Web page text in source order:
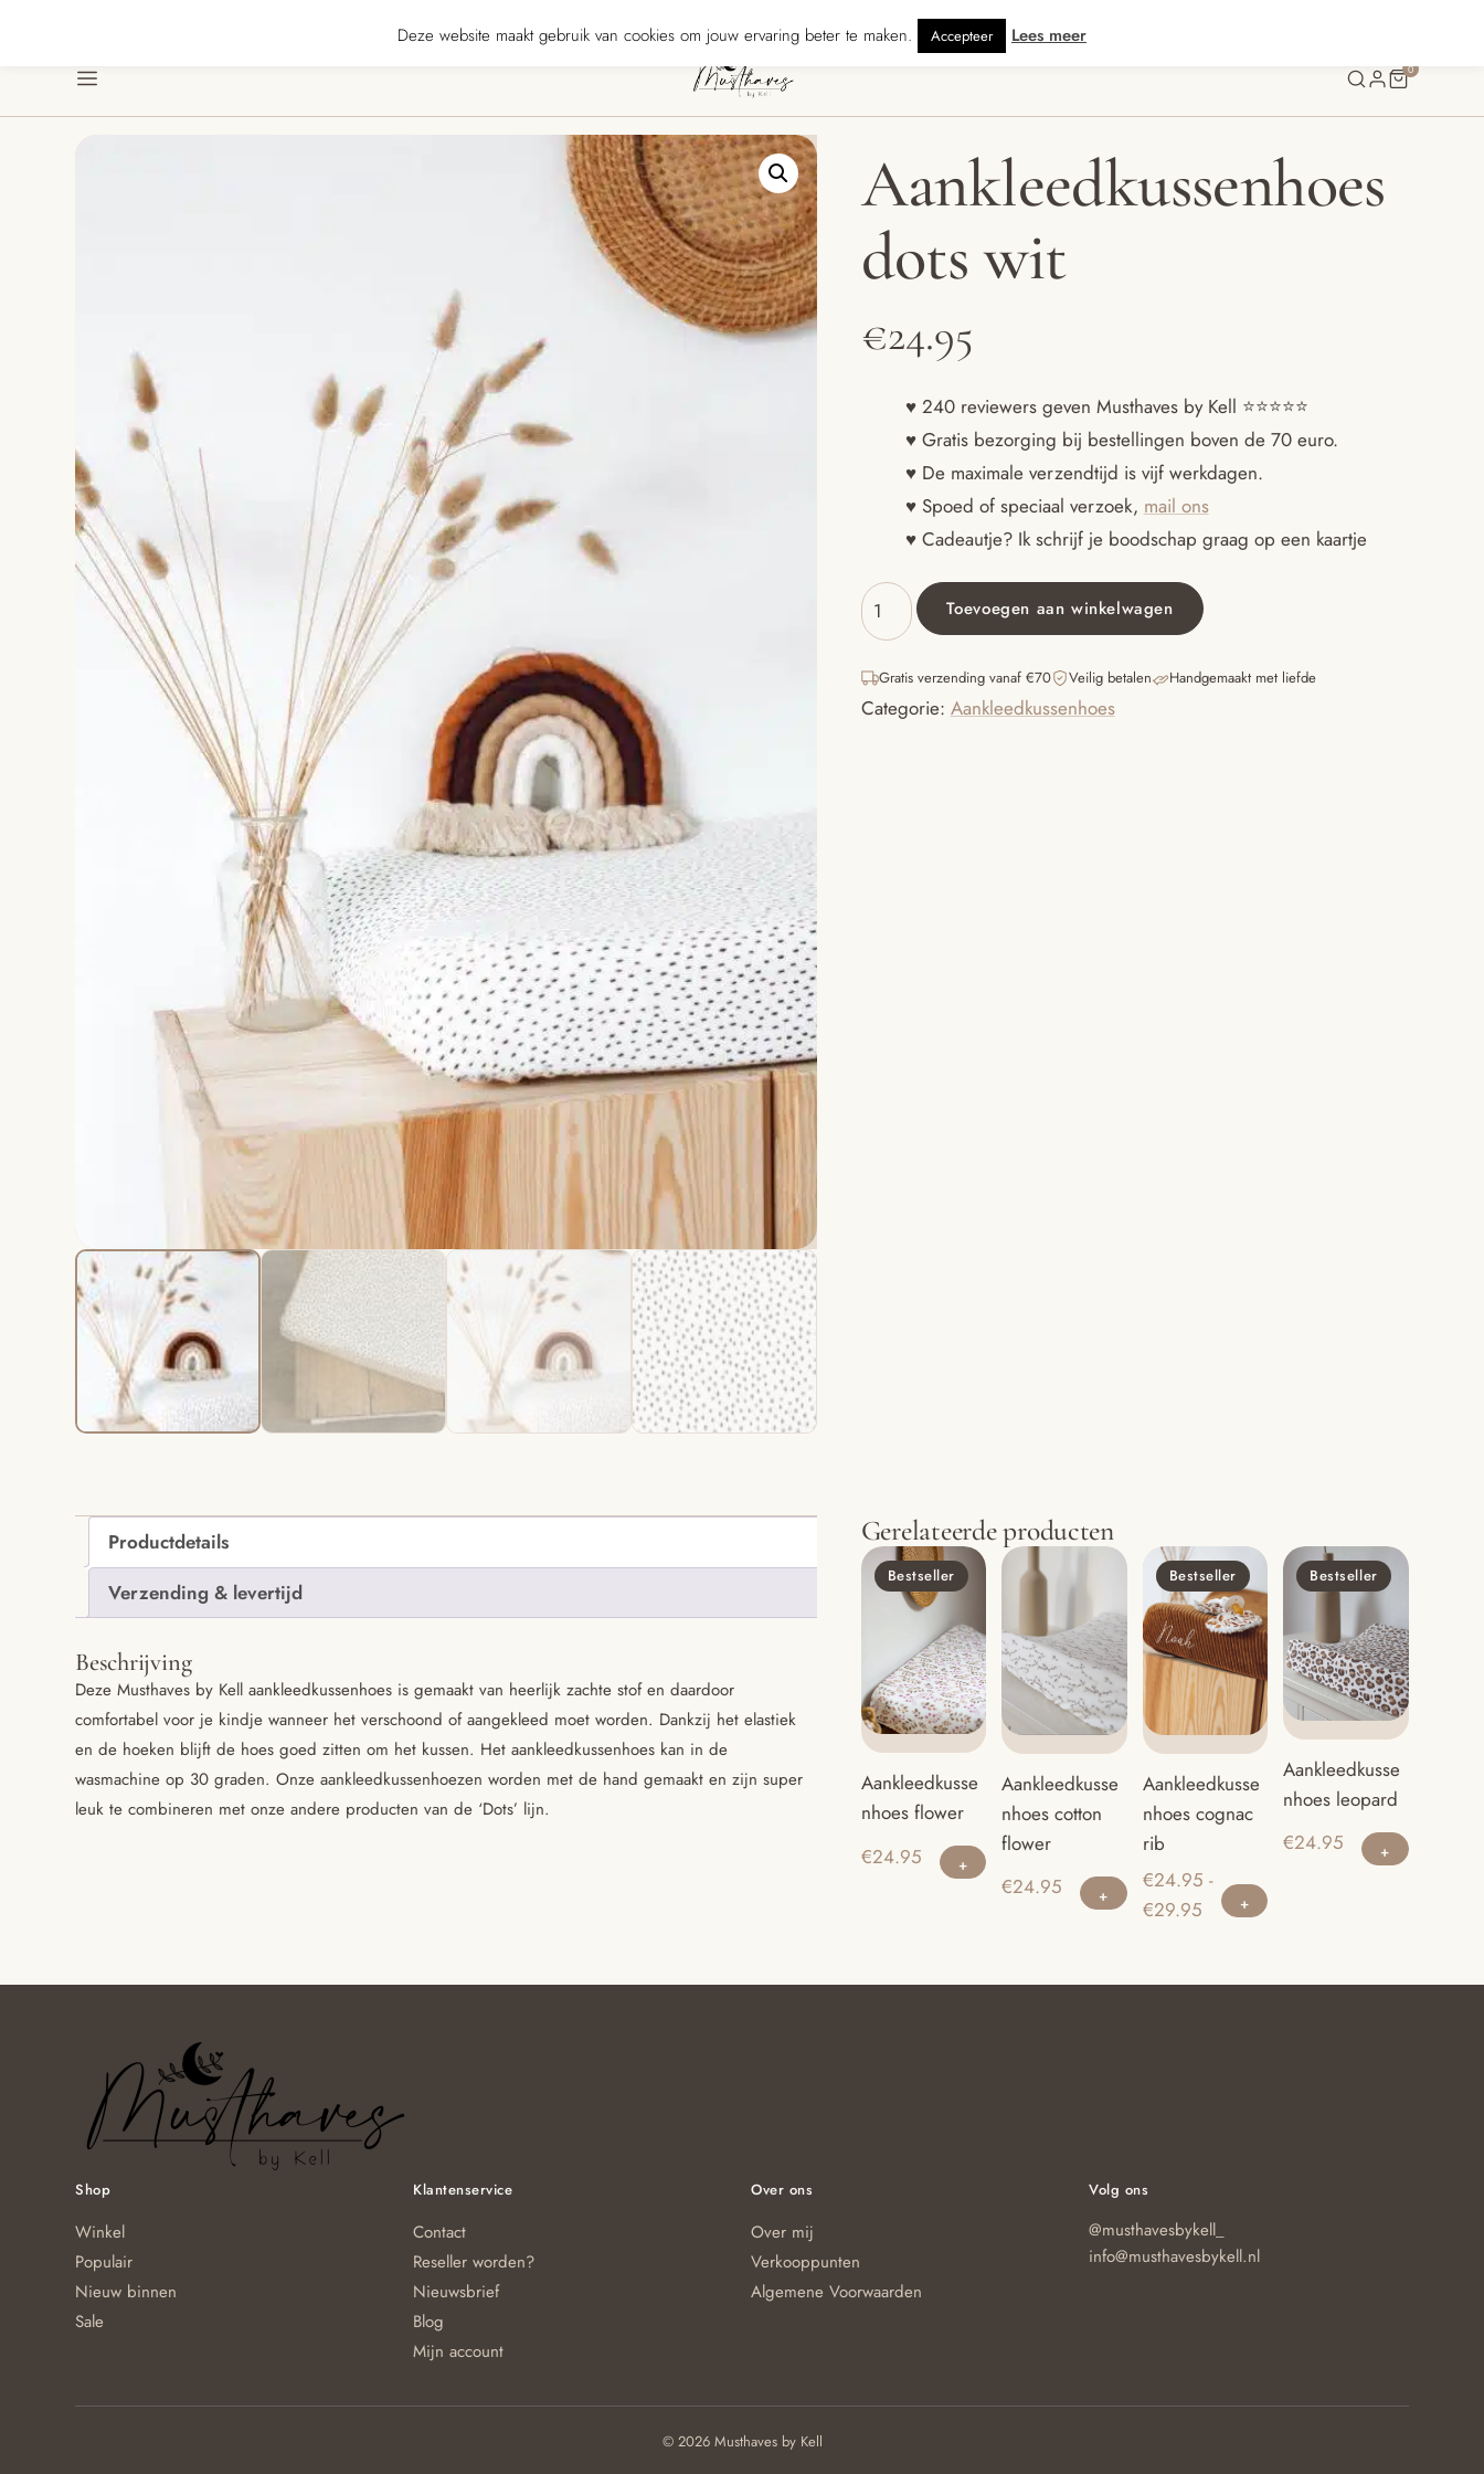
240 reviewers geven ons ★★★★★ · Gratis verzending vanaf € 70 · Gratis kaartje met je bestelling • Verzonden
Menu
0
Aankleedkussenhoes
dots wit
€24.95
♥ 240 reviewers geven Musthaves by Kell ⭐️⭐️⭐️⭐️⭐️
♥ Gratis bezorging bij bestellingen boven de 70 euro.
♥ De maximale verzendtijd is vijf werkdagen.
♥ Spoed of speciaal verzoek, mail ons
♥ Cadeautje? Ik schrijf je boodschap graag op een kaartje
Aankleedkussenhoes
dots
aantal
Toevoegen aan winkelwagen
Gratis verzending vanaf €70 Veilig betalen Handgemaakt met liefde
Categorie: Aankleedkussenhoes
Productdetails
Verzending & levertijd
Beschrijving
Deze Musthaves by Kell aankleedkussenhoes is gemaakt van heerlijk zachte stof en daardoor
comfortabel voor je kindje wanneer het verschoond of aangekleed moet worden. Dankzij het elastiek
en de hoeken blijft de hoes goed zitten om het kussen. Het aankleedkussenhoes kan in de
wasmachine op 30 graden. Onze aankleedkussenhoezen worden met de hand gemaakt en zijn super
leuk te combineren met onze andere producten van de ‘Dots’ lijn.
Gerelateerde producten
Bestseller
Aankleedkusse
nhoes flower
€24.95
Aankleedkusse
nhoes cotton
flower
€24.95
Bestseller
Aankleedkusse
nhoes cognac
rib
€24.95 -
€29.95Prijsklasse:
Bestseller
Aankleedkusse
nhoes leopard
€24.95
Shop
Winkel
Populair
Nieuw binnen
Sale
Klantenservice
Contact
Reseller worden?
Nieuwsbrief
Blog
Mijn account
Over ons
Over mij
Verkooppunten
Algemene Voorwaarden
Volg ons
@musthavesbykell_
info@musthavesbykell.nl
© 2026 Musthaves by Kell
Deze website maakt gebruik van cookies om jouw ervaring beter te maken. Accepteer Lees meer